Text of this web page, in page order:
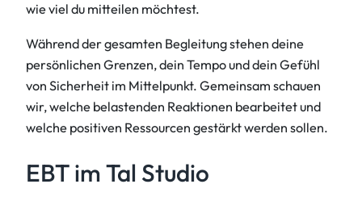
wie viel du mitteilen möchtest.
Während der gesamten Begleitung stehen deine
persönlichen Grenzen, dein Tempo und dein Gefühl
von Sicherheit im Mittelpunkt. Gemeinsam schauen
wir, welche belastenden Reaktionen bearbeitet und
welche positiven Ressourcen gestärkt werden sollen.
EBT im Tal Studio